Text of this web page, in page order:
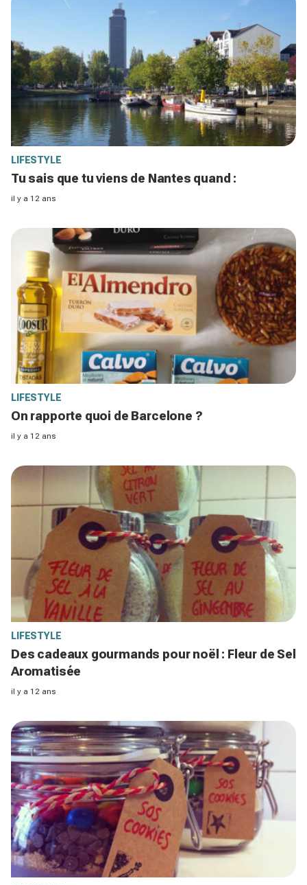
LIFESTYLE
Tu sais que tu viens de Nantes quand :
il y a 12 ans
LIFESTYLE
On rapporte quoi de Barcelone ?
il y a 12 ans
LIFESTYLE
Des cadeaux gourmands pour noël : Fleur de Sel
Aromatisée
il y a 12 ans